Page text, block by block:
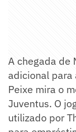
A chegada de
adicional
Peixe mira o
Juventus. O
utilizado por